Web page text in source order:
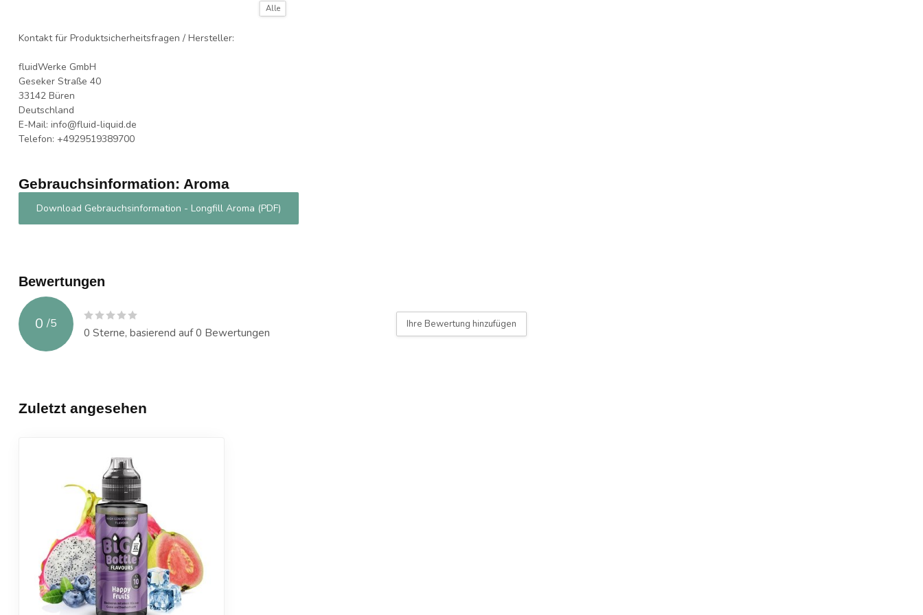
offenen Flammen und anderen Zündquellen
Bei Brand: Trockensand, Löschpulver oder
alkoholbeständigen Schaum zum Löschen
verwenden
Alle
Kontakt für Produktsicherheitsfragen / Hersteller:
fluidWerke GmbH
Geseker Straße 40
33142 Büren
Deutschland
E-Mail: info@fluid-liquid.de
Telefon: +4929519389700
Gebrauchsinformation: Aroma
Download Gebrauchsinformation - Longfill Aroma (PDF)
Bewertungen
0 /5
0 Sterne, basierend auf0 Bewertungen
Ihre Bewertung hinzufügen
Zuletzt angesehen